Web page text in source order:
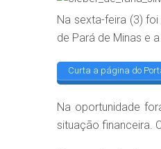
Na sexta-feira (3)
de Pará de Minas e
Curta a página do
Na oportunidade
situação financeira.